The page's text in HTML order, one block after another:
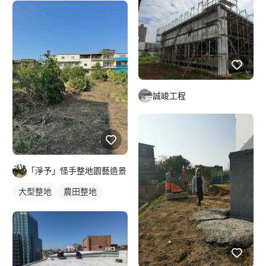
「淨予」怪手整地園藝造景
大型整地 農田整地
誠峻工程